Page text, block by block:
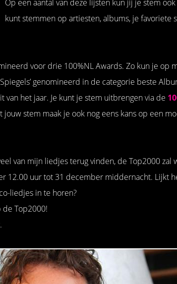
Op een aantal van deze lijsten kun jij je stem
kunt stemmen op artiesten, albums, je favoriete
voor drie 100%NL Awards. Zo kun je op
genomineerd in de categorie beste
van het jaar. Je kunt je stem uitbrengen via de
stem maak je ook nog eens kans op een
van mijn liedjes terug vinden, de Top2000 zal
12.00 uur tot 31 december middernacht. Lijkt
liedjes in te horen?
de Top2000!